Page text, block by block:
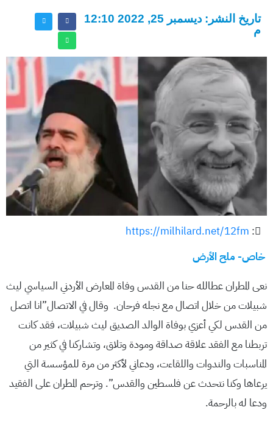
تاريخ النشر: ديسمبر 25, 2022 12:10
م
:
https://milhilard.net/12fm
خاص- ملح الأرض
نعى المطران عطالله حنا من القدس وفاة المعارض الأردني السياسي ليث
شبيلات من خلال اتصال مع نجله فرحان. وقال في الاتصال”انا اتصل
من القدس لكي أعزي بوفاة الوالد الصديق ليث شبيلات، فقد كانت
تربطنا مع الفقد علاقة صداقة ومودة وتلاق، وتشاركنا في كثير من
المناسبات والندوات واللقاءت، ودعاني لأكثر من مرة للمؤسسة التي
يرعاها وكنا نتحدث عن فلسطين والقدس”. وترحم المطران على الفقيد
ودعا له بالرحمة.